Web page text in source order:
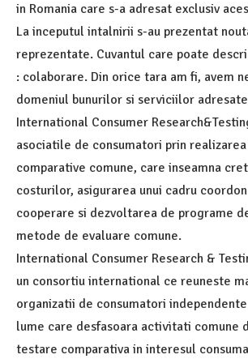
in Romania care s-a adresat exclusiv
La inceputul intalnirii s-au prezentat
reprezentate. Cuvantul care poate
: colaborare. Din orice tara am fi, avem
domeniul bunurilor si serviciilor
International Consumer
asociatile de consumatori prin
comparative comune, care inseamna
costurilor, asigurarea unui cadru
cooperare si dezvoltarea de programe
metode de evaluare comune.
International Consumer Research &
un consortiu international ce reuneste
organizatii de consumatori
lume care desfasoara activitati comune
testare comparativa in interesul